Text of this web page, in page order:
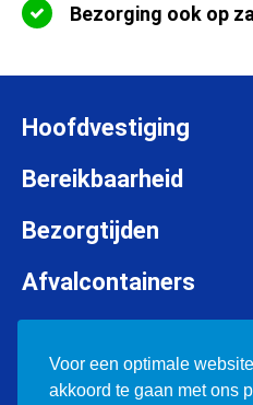
Bezorging ook op
Hoofdvestiging
Zadelmakersstraat 26
085-3034777
BTW: NL852697302B01
Bereikbaarheid
Maandag t/m vrijdag:
Bezorgtijden
Maandag t/m vrijdag:
Van 08:00 tot 12:00 uur
Afvalcontainers
Container huren
Bouwafval containers
Voor een optimale
akkoord te gaan met ons